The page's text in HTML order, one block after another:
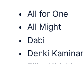
All for One
All Might
Dabi
Denki Kaminari